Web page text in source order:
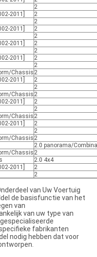
2
2011]
2
2
2011]
2
2
2011]
2
2
2011]
2
2
Chassis 2
2011]
2
2
Chassis 2
2011]
2
2
Chassis 2
2011]
2
2
Chassis 2
2.0 panorama/
Chassis 2
2.0 4x4
2011]
2
2
van Uw Voertuig
de basisfunctie van het
van
van uw type van
fabrikanten
nodig hebben dat voor